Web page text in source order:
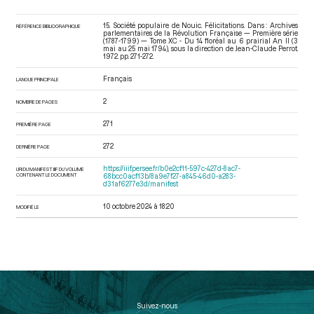
RÉFÉRENCE BIBLIOGRAPHIQUE
15. Société populaire de Nouic. Félicitations. Dans : Archives
parlementaires de la Révolution Française — Première série
(1787-1799) — Tome XC - Du 14 floréal au 6 prairial An II (3
mai au 25 mai 1794) , sous la direction de Jean-Claude Perrot.
1972. pp. 271-272.
LANGUE PRINCIPALE Français
NOMBRE DE PAGES 2
PREMIÈRE PAGE 271
DERNIÈRE PAGE 272
URI DU MANIFEST IIIF DU VOLUME
CONTENANT LE DOCUMENT
https://iiif.persee.fr/b0e2cf11-597c-427d-8ac7-
68bcc0acf13b/8a9e7f27-a845-46d0-a283-
d31af6277e3d/manifest
MODIFIÉ LE 10 octobre 2024 à 18:20
Suivez-nous